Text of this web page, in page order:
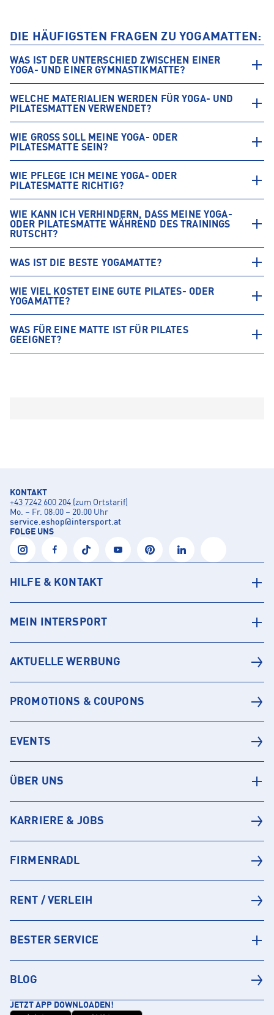
DIE HÄUFIGSTEN FRAGEN ZU YOGAMATTEN:
WAS IST DER UNTERSCHIED ZWISCHEN EINER
YOGA- UND EINER GYMNASTIKMATTE?
WELCHE MATERIALIEN WERDEN FÜR YOGA- UND
PILATESMATTEN VERWENDET?
WIE GROSS SOLL MEINE YOGA- ODER P
ILATESMATTE SEIN?
WIE PFLEGE ICH MEINE YOGA- ODER
PILATESMATTE RICHTIG?
WIE KANN ICH VERHINDERN, DASS MEINE YOGA-
ODER PILATESMATTE WÄHREND DES TRAININGS
RUTSCHT?
WAS IST DIE BESTE YOGAMATTE?
WIE VIEL KOSTET EINE GUTE PILATES- ODER
YOGAMATTE?
WAS FÜR EINE MATTE IST FÜR PILATES
GEEIGNET?
KONTAKT
+43 7242 600 204 (zum Ortstarif)
Mo. – Fr. 08:00 – 20:00 Uhr
service.eshop@intersport.at
FOLGE UNS
HILFE & KONTAKT
MEIN INTERSPORT
AKTUELLE WERBUNG
PROMOTIONS & COUPONS
EVENTS
ÜBER UNS
KARRIERE & JOBS
FIRMENRADL
RENT / VERLEIH
BESTER SERVICE
BLOG
JETZT APP DOWNLOADEN!